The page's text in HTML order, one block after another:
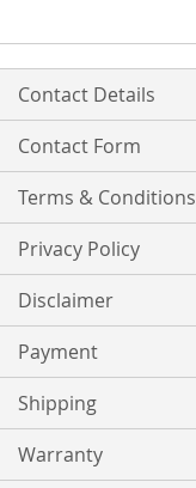
Contact Details
Contact Form
Terms & Conditions
Privacy Policy
Disclaimer
Payment
Shipping
Warranty